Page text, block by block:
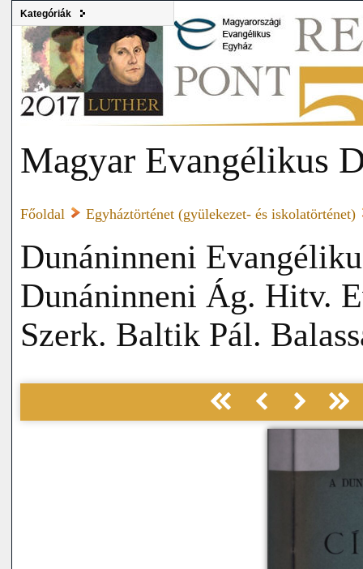
Kategóriák
Magyar Evangélikus
Főoldal Egyháztörténet (gyülekezet- és iskolatörténet)
Dunáninneni
Dunáninneni Ág. Hitv.
Szerk. Baltik Pál.